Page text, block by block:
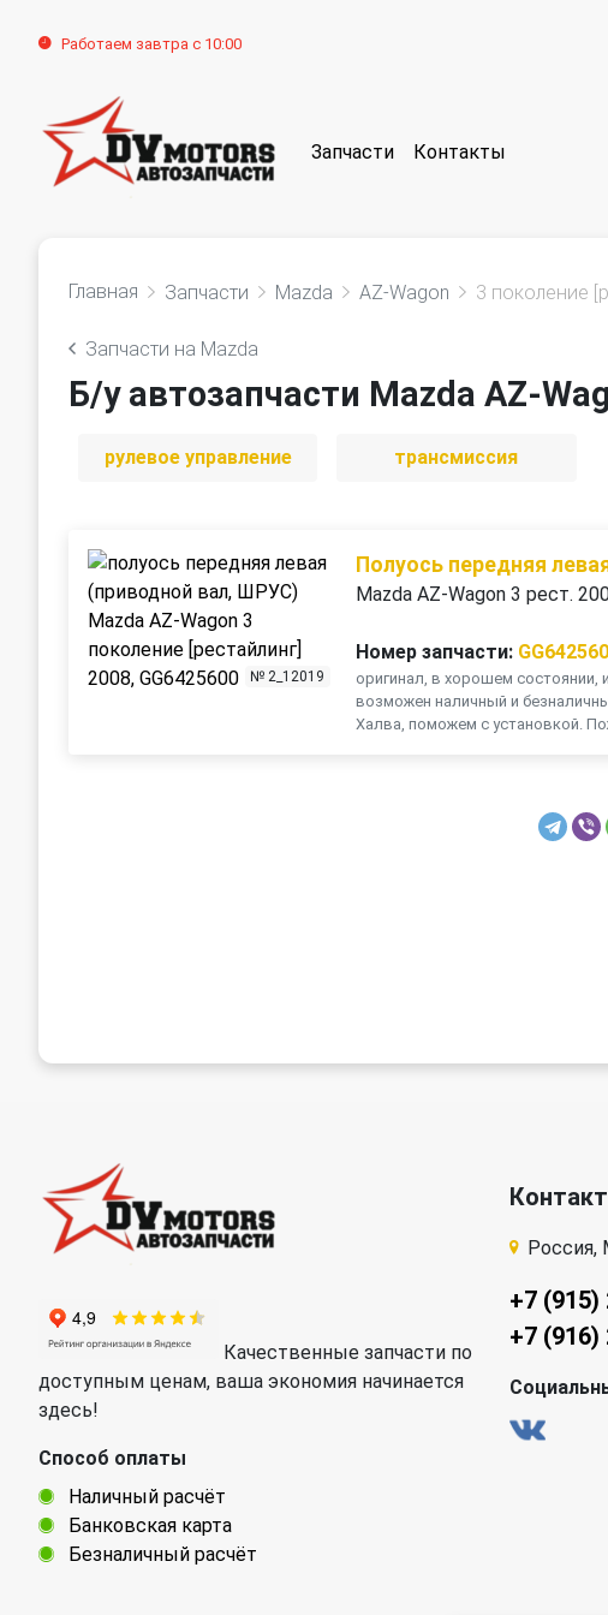
Работаем завтра с 10:00
Запчасти Контакты
Главная Запчасти Mazda AZ-Wagon 3 поколение
Запчасти на Mazda
Б/у автозапчасти Mazda AZ-
рулевое управление трансмиссия
№ 2_12019
Полуось передняя
Mazda AZ-Wagon 3 рест.
Номер запчасти:
оригинал, в хорошем состоянии,
возможен наличный и
Халва, поможем с установкой.
Качественные запчасти по
доступным ценам, ваша экономия начинается
здесь!
Способ оплаты
Наличный расчёт
Банковская карта
Безналичный расчёт
Россия,
+7 (915)
+7 (916)